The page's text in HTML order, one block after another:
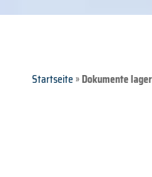
Startseite»Dokumente